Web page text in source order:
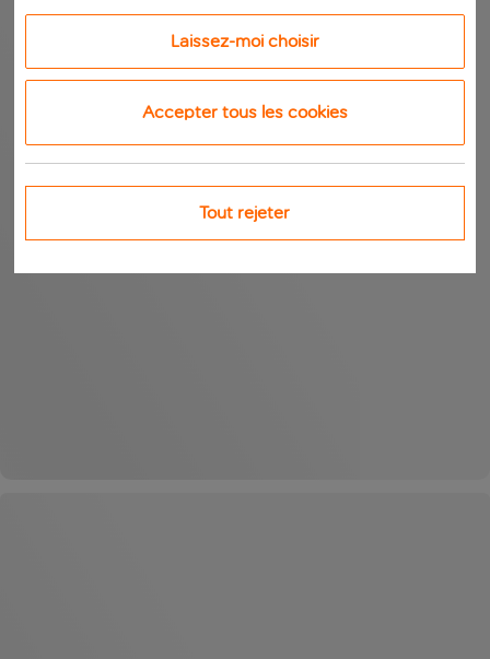
Laissez-moi choisir
Accepter tous les cookies
Tout rejeter